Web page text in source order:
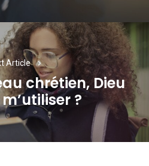
Article
Next
post:
chrétien, Dieu
?